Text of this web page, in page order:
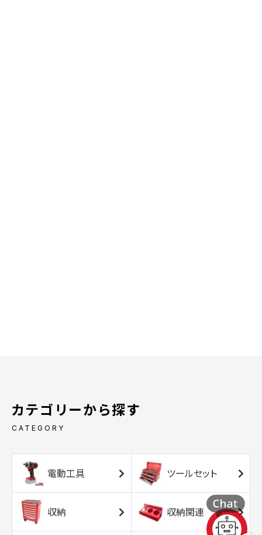
カテゴリーから探す
CATEGORY
電動工具 ツールセット
収納 収納関連